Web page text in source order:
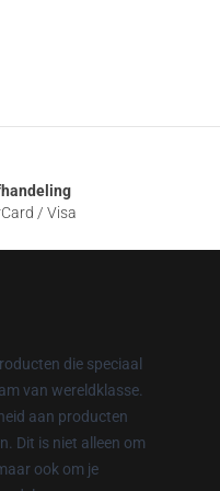
/ Visa
die speciaal
van wereldklasse.
aan producten
Dit is niet alleen om
ook om je